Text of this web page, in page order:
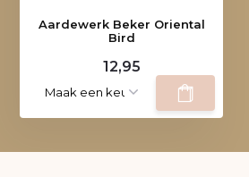
Aardewerk Beker Oriental
Bird
12,95